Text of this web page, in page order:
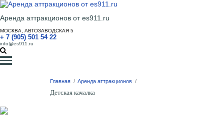
Аренда аттракционов от es911.ru
МОСКВА, АВТОЗАВОДСКАЯ 5
+ 7 (905) 501 54 22
info@es911.ru
Главная / Аренда аттракционов /
Детская качалка